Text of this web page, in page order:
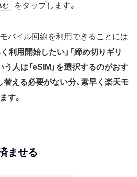
む をタップします。
バイル回線を利用できることには
く利用開始したい」「締め切りギリ
う人は「eSIM」を選択するのがおす
替える必要がない分、素早く楽天モ
す。
ませる